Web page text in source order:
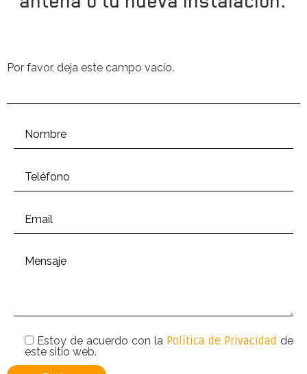
Por favor, deja este campo vacío.
Estoy de acuerdo con la Política de Privacidad de
este sitio web.